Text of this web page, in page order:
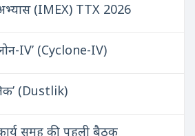
(IMEX) TTX 2026
IV’ (Cyclone-IV)
(Dustlik)
कार्य समूह की पहली बैठक